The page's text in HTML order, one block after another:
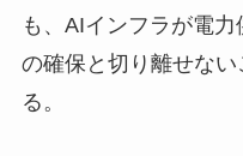
も、AIインフラが電
の確保と切り離せな
る。